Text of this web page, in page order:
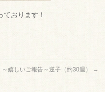
おります！
～嬉しいご報告～逆子（約30週） →